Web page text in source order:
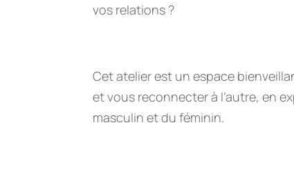
vos relations ?
Cet atelier est un espace
et vous reconnecter à l’autre, en
masculin et du féminin.